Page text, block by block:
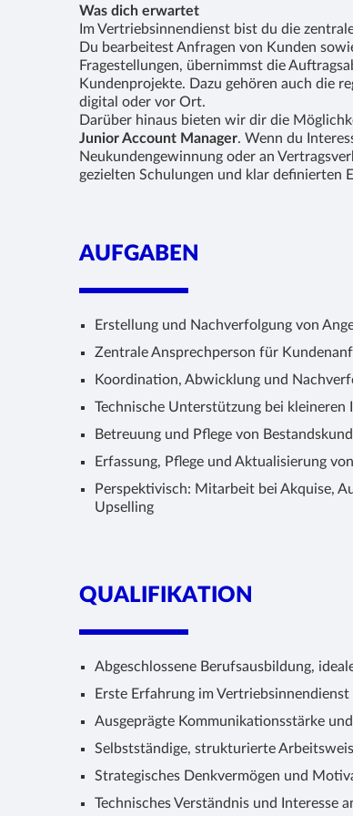
Was dich erwartet
Im Vertriebsinnendienst bist du die
Du bearbeitest Anfragen von Kunden
Fragestellungen, übernimmst die
Kundenprojekte. Dazu gehören auch die
digital oder vor Ort.
Darüber hinaus bieten wir dir die
Junior Account Manager. Wenn du
Neukundengewinnung oder an
gezielten Schulungen und klar definierten
AUFGABEN
Erstellung und Nachverfolgung von
Zentrale Ansprechperson für
Koordination, Abwicklung und
Technische Unterstützung bei kleineren
Betreuung und Pflege von
Erfassung, Pflege und Aktualisierung
Perspektivisch: Mitarbeit bei Akquise,
Upselling
QUALIFIKATION
Abgeschlossene Berufsausbildung,
Erste Erfahrung im
Ausgeprägte Kommunikationsstärke
Selbstständige, strukturierte
Strategisches Denkvermögen und
Technisches Verständnis und Interesse